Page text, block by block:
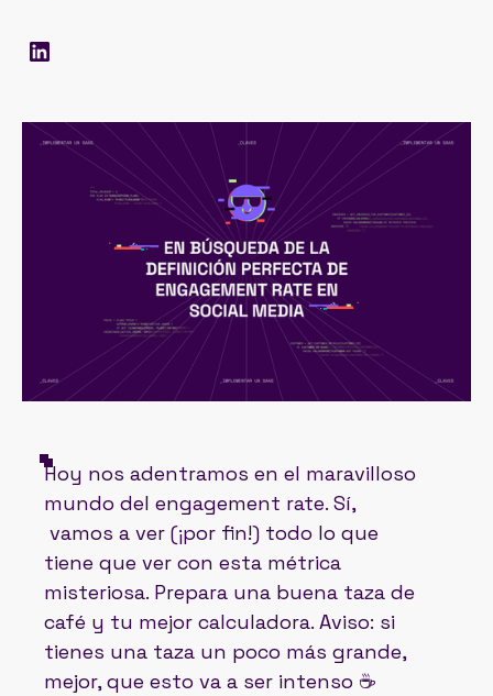
Hoy nos adentramos en el maravilloso
mundo del engagement rate. Sí,
vamos a ver (¡por fin!) todo lo que
tiene que ver con esta métrica
misteriosa. Prepara una buena taza de
café y tu mejor calculadora. Aviso: si
tienes una taza un poco más grande,
mejor, que esto va a ser intenso ☕